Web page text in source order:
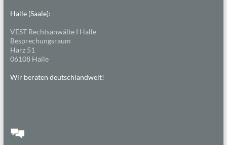
Halle (Saale):
VEST Rechtsanwälte I Halle
Besprechungsraum
Harz 51
06108 Halle
Wir beraten deutschlandweit!